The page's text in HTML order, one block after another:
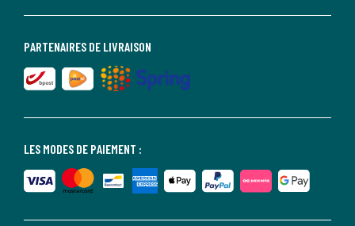
LES MODES DE PAIEMENT :
PARTENAIRES DE LIVRAISON